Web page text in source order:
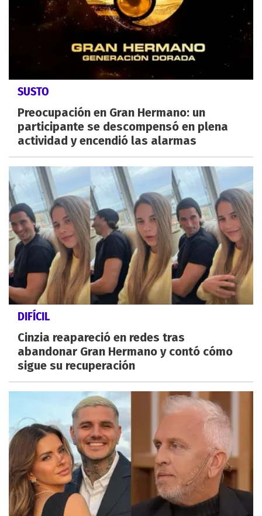
SUSTO
Preocupación en Gran Hermano: un
participante se descompensó en plena
actividad y encendió las alarmas
DIFÍCIL
Cinzia reapareció en redes tras
abandonar Gran Hermano y contó cómo
sigue su recuperación